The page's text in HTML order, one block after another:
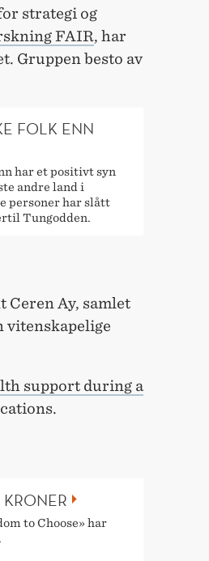
strategi og
FAIR, har
Gruppen besto av
FOLK ENN
har et positivt syn
andre land i
personer har slått
Tungodden.
Ay, samlet
vitenskapelige
support during a
to Choose» har